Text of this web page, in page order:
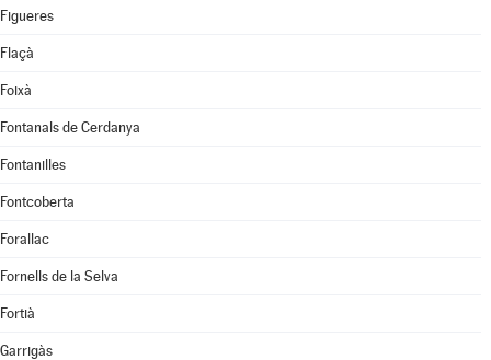
Figueres
Flaçà
Foixà
Fontanals de Cerdanya
Fontanilles
Fontcoberta
Forallac
Fornells de la Selva
Fortià
Garrigàs